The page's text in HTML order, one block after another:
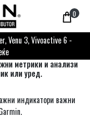
0
Venu 3, Vivoactive 6 -
метрики и анализи
или уред.
индикатори важни